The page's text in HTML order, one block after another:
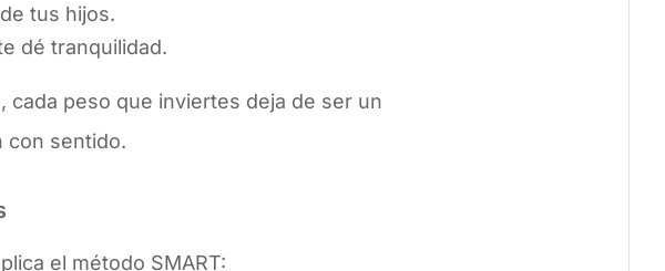
tus hijos.
dé tranquilidad.
peso que inviertes deja de ser un
con sentido.
el método SMART: